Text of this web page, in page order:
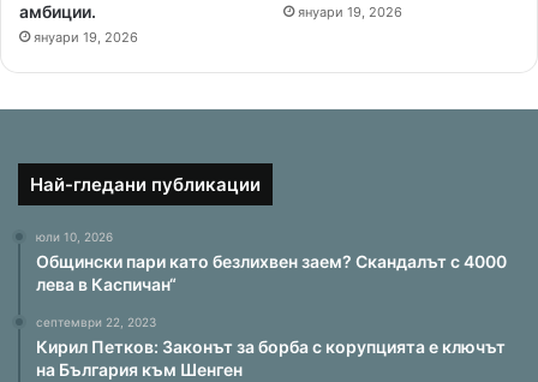
амбиции.
януари 19, 2026
януари 19, 2026
Най-гледани публикации
юли 10, 2026
Общински пари като безлихвен заем? Скандалът с 4000
лева в Каспичан“
септември 22, 2023
Кирил Петков: Законът за борба с корупцията е ключът
на България към Шенген